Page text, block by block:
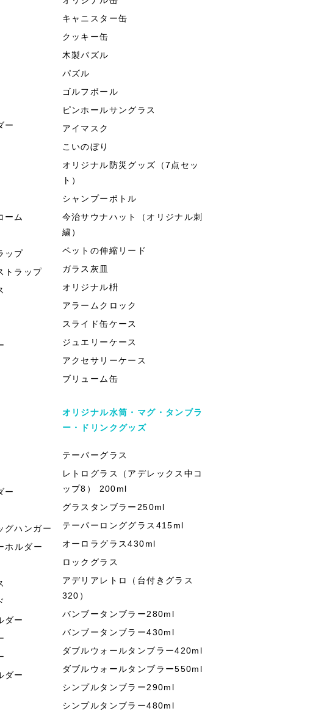
ー
ーム
ップ
トラップ
ー
グハンガー
ホルダー
ダー
ダー
キャニスター缶
クッキー缶
木製パズル
パズル
ゴルフボール
ピンホールサングラス
アイマスク
こいのぼり
オリジナル防災グッズ（7点セッ
ト）
シャンプーボトル
今治サウナハット（オリジナル刺
繍）
ペットの伸縮リード
ガラス灰皿
オリジナル枡
アラームクロック
スライド缶ケース
ジュエリーケース
アクセサリーケース
ブリューム缶
オリジナル水筒・マグ・タンブラ
ー・ドリンクグッズ
テーパーグラス
レトログラス（アデレックス中コ
ップ8） 200ml
グラスタンブラー250ml
テーパーロンググラス415ml
オーロラグラス430ml
ロックグラス
アデリアレトロ（台付きグラス
320）
バンブータンブラー280ml
バンブータンブラー430ml
ダブルウォールタンブラー420ml
ダブルウォールタンブラー550ml
シンプルタンブラー290ml
シンプルタンブラー480ml